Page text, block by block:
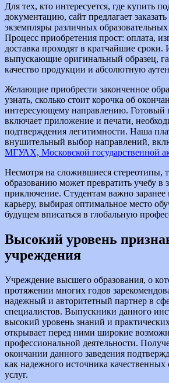
Для тех, кто интересуется, где купить
документацию, сайт предлагает
экземпляры различных
Процесс приобретения прост: оплата,
доставка проходят в кратчайшие сроки.
выпускающие оригинальный образец,
качество продукции и абсолютную
Желающие приобрести законченное
узнать, сколько стоит корочка об
интересующему направлению. Готовый
включает приложение и печати,
подтверждения легитимности. Наша
внушительный выбор направлений,
МГУАХ, Московской государственной
Несмотря на сложившиеся стереотипы,
образованию может превратить учебу в
приключение. Студентам важно заранее
карьеру, выбирая оптимальное место
будущем вписаться в глобальную
Высокий уровень
учреждения
Учреждение высшего образования, о
протяжении многих годов
надежный и авторитетный партнер в
специалистов. Выпускники данного
высокий уровень знаний и
открывает перед ними широкие
профессиональной деятельности.
окончании данного заведения
как надежного источника качественных
услуг.